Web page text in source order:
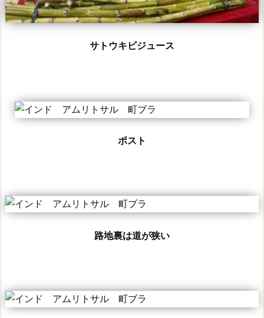
サトウキビジュース
ポスト
路地裏は道が狭い